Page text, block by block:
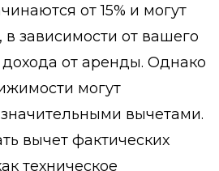
от 15% и могут
в зависимости от вашего
от аренды. Однако
могут
значительными вычетами.
вычет фактических
техническое